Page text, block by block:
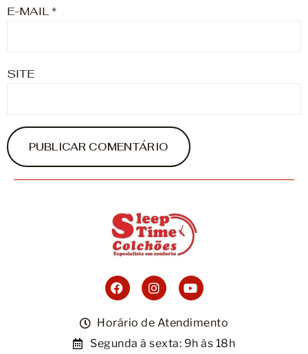
E-MAIL*
SITE
Horário de Atendimento
Segunda à sexta: 9h às 18h